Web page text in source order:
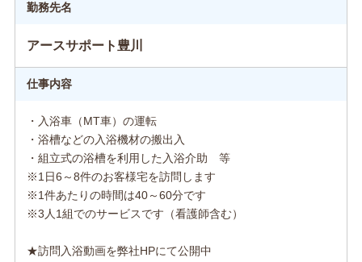
勤務先名
アースサポート豊川
仕事内容
・入浴車（MT車）の運転
・浴槽などの入浴機材の搬出入
・組立式の浴槽を利用した入浴介助 等
※1日6～8件のお客様宅を訪問します
※1件あたりの時間は40～60分です
※3人1組でのサービスです（看護師含む）
★訪問入浴動画を弊社HPにて公開中